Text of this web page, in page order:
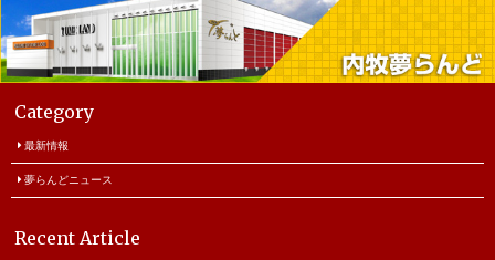
Category
最新情報
夢らんどニュース
Recent Article